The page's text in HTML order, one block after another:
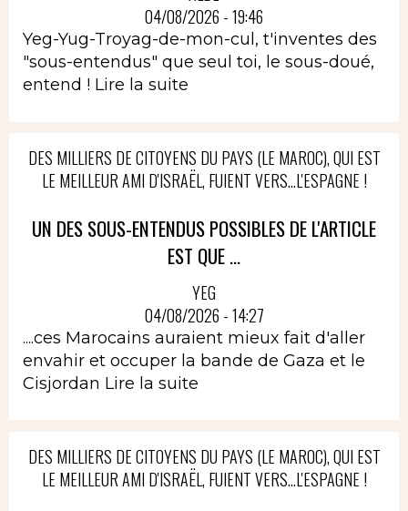
04/08/2026 - 19:46
Yeg-Yug-Troyag-de-mon-cul, t'inventes des
"sous-entendus" que seul toi, le sous-doué,
entend ! Lire la suite
DES MILLIERS DE CITOYENS DU PAYS (LE MAROC), QUI EST
LE MEILLEUR AMI D'ISRAËL, FUIENT VERS...L'ESPAGNE !
UN DES SOUS-ENTENDUS POSSIBLES DE L'ARTICLE
EST QUE ...
YEG
04/08/2026 - 14:27
....ces Marocains auraient mieux fait d'aller
envahir et occuper la bande de Gaza et le
Cisjordan Lire la suite
DES MILLIERS DE CITOYENS DU PAYS (LE MAROC), QUI EST
LE MEILLEUR AMI D'ISRAËL, FUIENT VERS...L'ESPAGNE !